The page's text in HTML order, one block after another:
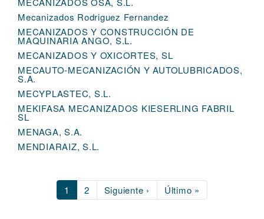
Mecanizados Rodriguez Fernandez
MECANIZADOS Y CONSTRUCCIÓN DE
MAQUINARIA ANGO, S.L.
MECANIZADOS Y OXICORTES, SL
MECAUTO-MECANIZACIÓN Y AUTOLUBRICADOS,
S.A.
MECYPLASTEC, S.L.
MEKIFASA MECANIZADOS KIESERLING FABRIL
SL
MENAGA, S.A.
MENDIARAIZ, S.L.
Current
page
1 Page
2 Next
page
Siguiente › Last
page
Último »